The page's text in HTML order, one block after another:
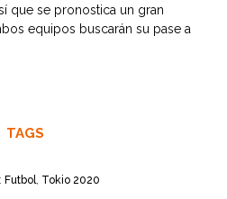
que se pronostica un gran
equipos buscarán su pase a
TAGS
Futbol, Tokio 2020